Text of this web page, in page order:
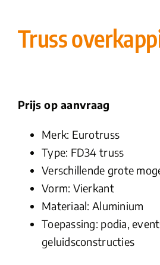
Truss
Prijs op aanvraag
Merk: Eurotruss
Type: FD34 truss
Verschillende grote
Vorm: Vierkant
Materiaal: Aluminium
Toepassing: podia,
geluidsconstructies